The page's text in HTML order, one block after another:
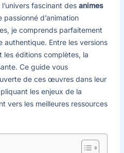
fascinant des animes
d’animation
je comprends parfaitement
authentique. Entre les versions
les éditions complètes, la
Ce guide vous
de ces œuvres dans leur
les enjeux de la
vers les meilleures ressources